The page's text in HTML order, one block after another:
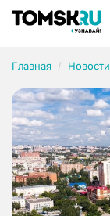
Главная Новости